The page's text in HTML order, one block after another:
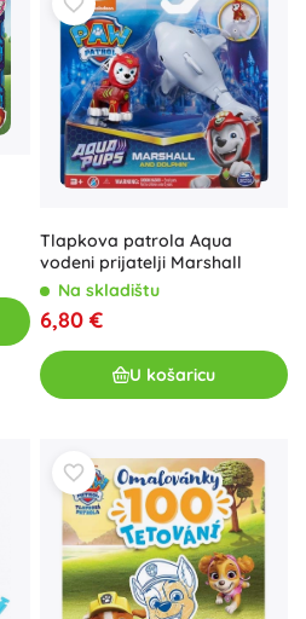
Tlapkova patrola Aqua
vodeni prijatelji Marshall
Na skladištu
6,80 €
U košaricu